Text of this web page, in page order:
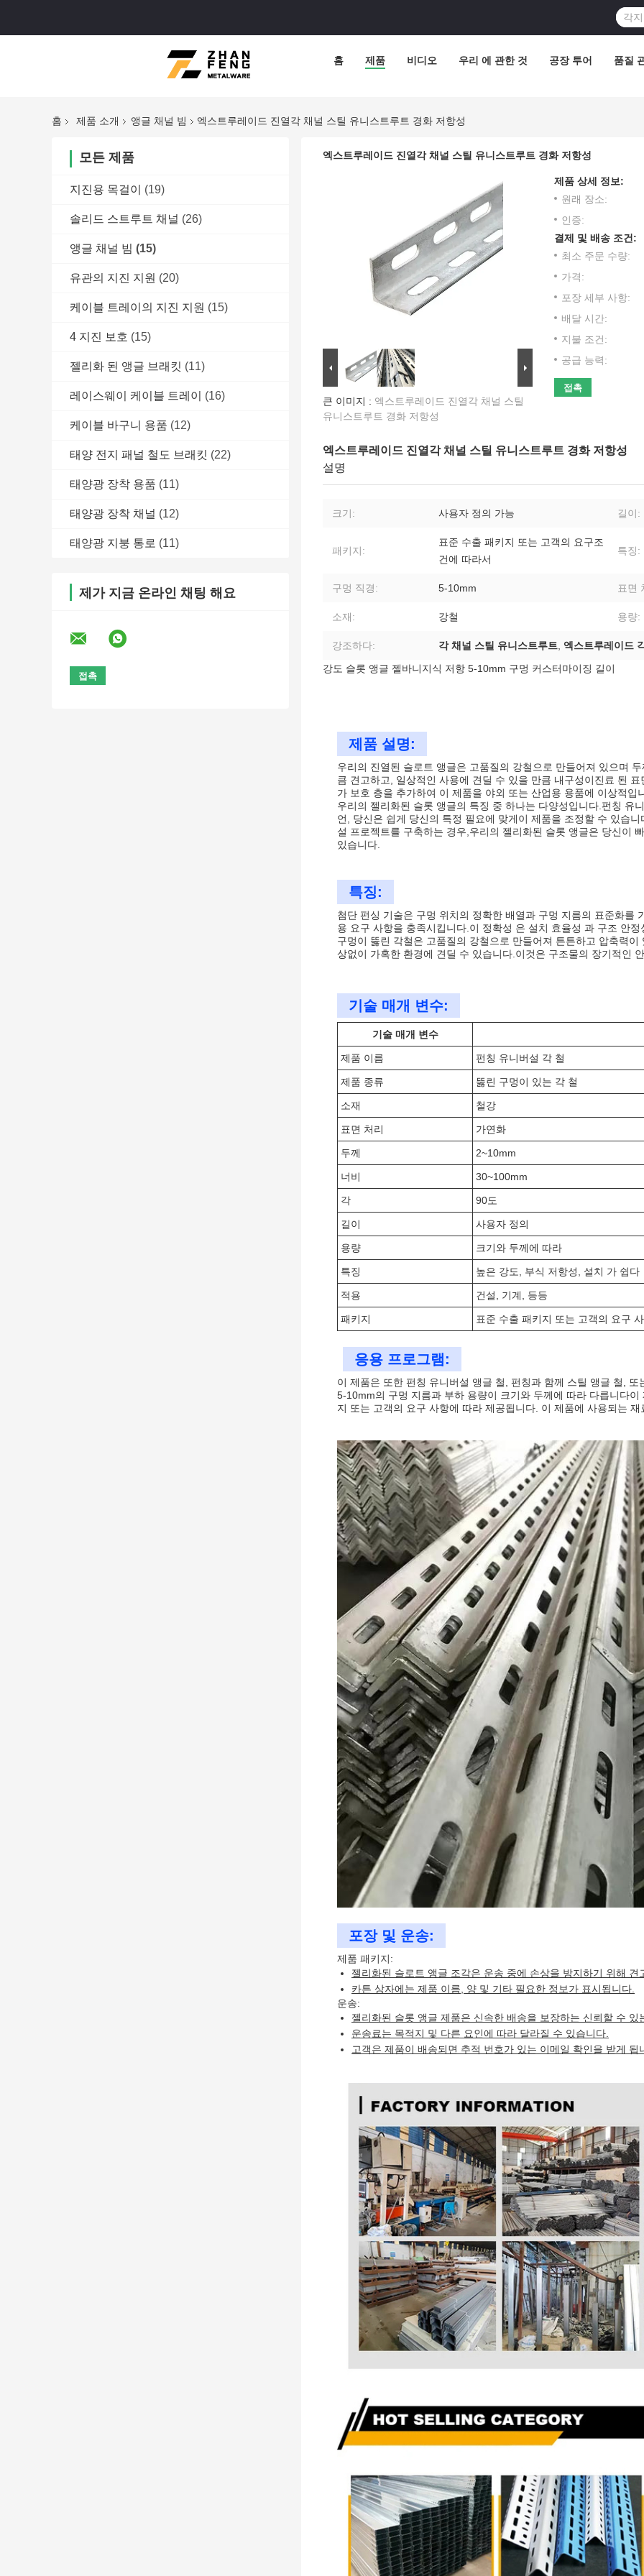
홈 제품 비디오 우리 에 관한 것 공장 투어 품질
홈 제품 소개 앵글 채널 빔 엑스트루레이드 진열각 채널 스틸 유니스트루트 경화 저항성
모든 제품
지진용 목걸이 (19)
솔리드 스트루트 채널 (26)
앵글 채널 빔 (15)
유관의 지진 지원 (20)
케이블 트레이의 지진 지원 (15)
4 지진 보호 (15)
젤리화 된 앵글 브래킷 (11)
레이스웨이 케이블 트레이 (16)
케이블 바구니 용품 (12)
태양 전지 패널 철도 브래킷 (22)
태양광 장착 용품 (11)
태양광 장착 채널 (12)
태양광 지붕 통로 (11)
제가 지금 온라인 채팅 해요
엑스트루레이드 진열각 채널 스틸 유니스트루트 경화 저항성
큰 이미지 : 엑스트루레이드 진열각 채널 스틸
유니스트루트 경화 저항성
제품 상세 정보:
원래 장소:
인증:
결제 및 배송 조건:
최소 주문 수량:
가격:
포장 세부 사항:
배달 시간:
지불 조건:
공급 능력:
접촉
엑스트루레이드 진열각 채널 스틸 유니스트루트 경화 저항성
설명
크기: 사용자 정의 가능 길이:
패키지:
표준 수출 패키지 또는 고객의 요구조
건에 따라서
특징:
구멍 직경: 5-10mm 표면
소재: 강철 용량:
강조하다: 각 채널 스틸 유니스트루트, 엑스트루레이드
강도 슬롯 앵글 젤바니지식 저항 5-10mm 구멍 커스터마이징 길이
제품 설명:
우리의 진열된 슬로트 앵글은 고품질의 강철으로 만들어져 있으며
큼 견고하고, 일상적인 사용에 견딜 수 있을 만큼 내구성이진료 된
가 보호 층을 추가하여 이 제품을 야외 또는 산업용 용품에 이상적입
우리의 젤리화된 슬롯 앵글의 특징 중 하나는 다양성입니다.펀칭 유
언, 당신은 쉽게 당신의 특정 필요에 맞게이 제품을 조정할 수 있습
설 프로젝트를 구축하는 경우,우리의 젤리화된 슬롯 앵글은 당신이
있습니다.
특징:
첨단 펀싱 기술은 구멍 위치의 정확한 배열과 구멍 지름의 표준화를
용 요구 사항을 충족시킵니다.이 정확성 은 설치 효율성 과 구조 안
구멍이 뚫린 각철은 고품질의 강철으로 만들어져 튼튼하고 압축력
상없이 가혹한 환경에 견딜 수 있습니다.이것은 구조물의 장기적인
기술 매개 변수:
기술 매개 변수
제품 이름 펀칭 유니버설 각 철
제품 종류 뚫린 구멍이 있는 각 철
소재 철강
표면 처리 가연화
두께 2~10mm
너비 30~100mm
각 90도
길이 사용자 정의
용량 크기와 두께에 따라
특징 높은 강도, 부식 저항성, 설치 가 쉽다
적용 건설, 기계, 등등
패키지 표준 수출 패키지 또는 고객의 요구
응용 프로그램:
이 제품은 또한 펀칭 유니버설 앵글 철, 펀칭과 함께 스틸 앵글 철,
5-10mm의 구멍 지름과 부하 용량이 크기와 두께에 따라 다릅니다
지 또는 고객의 요구 사항에 따라 제공됩니다. 이 제품에 사용되는
포장 및 운송:
제품 패키지:
젤리화된 슬로트 앵글 조각은 운송 중에 손상을 방지하기 위해
카튼 상자에는 제품 이름, 양 및 기타 필요한 정보가 표시됩니다.
운송:
젤리화된 슬롯 앵글 제품은 신속한 배송을 보장하는 신뢰할 수
운송료는 목적지 및 다른 요인에 따라 달라질 수 있습니다.
고객은 제품이 배송되면 추적 번호가 있는 이메일 확인을 받게 됩